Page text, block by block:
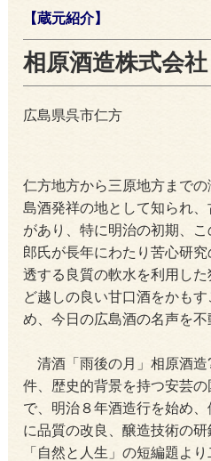
【蔵元紹介】
相原酒造株式会社
広島県呉市仁方
仁方地方から三原地方まで
島酒発祥の地として知られ
があり、特に明治の初期、
郎氏が長年にわたり苦心研
透する良質の軟水を利用し
ど越しの良い甘口酒をかも
め、今日の広島酒の名声を不
清酒「雨後の月」相原酒造
件、歴史的背景を持つ安芸
で、明治８年酒造行を始め
に品質の改良、醸造技術の
「自然と人生」の短編題よ